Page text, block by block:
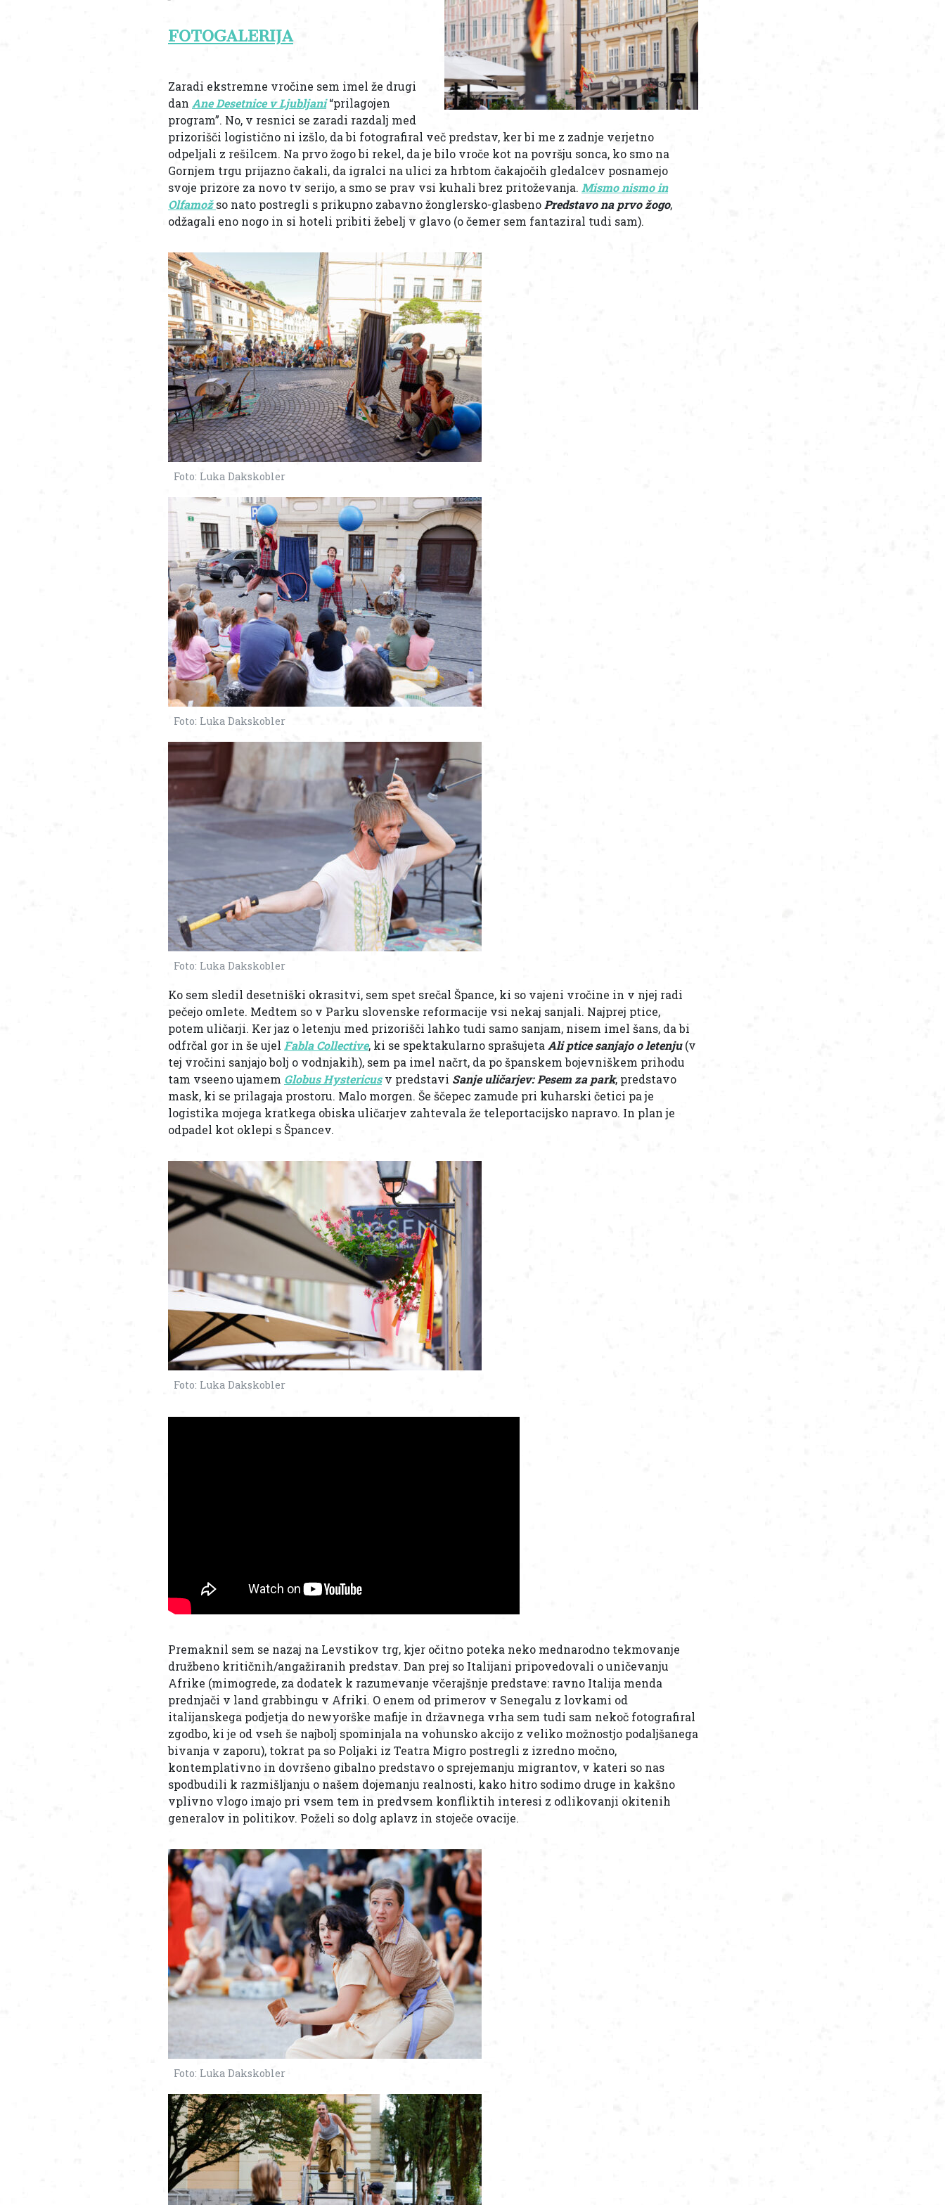
FOTOGALERIJA
Zaradi ekstremne vročine sem imel že drugi
dan Ane Desetnice v Ljubljani“prilagojen
program”. No, v resnici se zaradi razdalj med
prizorišči logistično ni izšlo, da bi fotografiral več predstav, ker bi me z zadnje verjetno
odpeljali z rešilcem. Na prvo žogo bi rekel, da je bilo vroče kot na površju sonca, ko smo na
Gornjem trgu prijazno čakali, da igralci na ulici za hrbtom čakajočih gledalcev posnamejo
svoje prizore za novo tv serijo, a smo se prav vsi kuhali brez pritoževanja. Mismo nismo in
Olfamož so nato postregli s prikupno zabavno žonglersko-glasbenoPredstavo na prvo žogo,
odžagali eno nogo in si hoteli pribiti žebelj v glavo (o čemer sem fantaziral tudi sam).
Foto: Luka Dakskobler
Foto: Luka Dakskobler
Foto: Luka Dakskobler
Ko sem sledil desetniški okrasitvi, sem spet srečal Špance, ki so vajeni vročine in v njej radi
pečejo omlete. Medtem so v Parku slovenske reformacije vsi nekaj sanjali. Najprej ptice,
potem uličarji. Ker jaz o letenju med prizorišči lahko tudi samo sanjam, nisem imel šans, da bi
odfrčal gor in še ujel Fabla Collective, ki se spektakularno sprašujeta Ali ptice sanjajo o letenju (v
tej vročini sanjajo bolj o vodnjakih), sem pa imel načrt, da po španskem bojevniškem prihodu
tam vseeno ujamem Globus Hystericusv predstavi Sanje uličarjev: Pesem za park, predstavo
mask, ki se prilagaja prostoru. Malo morgen. Še ščepec zamude pri kuharski četici pa je
logistika mojega kratkega obiska uličarjev zahtevala že teleportacijsko napravo. In plan je
odpadel kot oklepi s Špancev.
Foto: Luka Dakskobler
Premaknil sem se nazaj na Levstikov trg, kjer očitno poteka neko mednarodno tekmovanje
družbeno kritičnih/angažiranih predstav. Dan prej so Italijani pripovedovali o uničevanju
Afrike (mimogrede, za dodatek k razumevanje včerajšnje predstave: ravno Italija menda
prednjači v land grabbingu v Afriki. O enem od primerov v Senegalu z lovkami od
italijanskega podjetja do newyorške mafije in državnega vrha sem tudi sam nekoč fotografiral
zgodbo, ki je od vseh še najbolj spominjala na vohunsko akcijo z veliko možnostjo podaljšanega
bivanja v zaporu), tokrat pa so Poljaki iz Teatra Migro postregli z izredno močno,
kontemplativno in dovršeno gibalno predstavo o sprejemanju migrantov, v kateri so nas
spodbudili k razmišljanju o našem dojemanju realnosti, kako hitro sodimo druge in kakšno
vplivno vlogo imajo pri vsem tem in predvsem konfliktih interesi z odlikovanji okitenih
generalov in politikov. Poželi so dolg aplavz in stoječe ovacije.
Foto: Luka Dakskobler